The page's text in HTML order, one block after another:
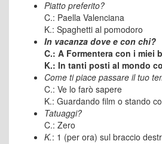
Piatto preferito?
C.: Paella Valenciana
K.: Spaghetti al pomodoro
In vacanza dove e con chi?
C.: A Formentera con i miei
K.: In tanti posti al mondo
Come ti piace passare il tuo
C.: Ve lo farò sapere
K.: Guardando film o stando
Tatuaggi?
C.: Zero
K.: 1 (per ora) sul braccio